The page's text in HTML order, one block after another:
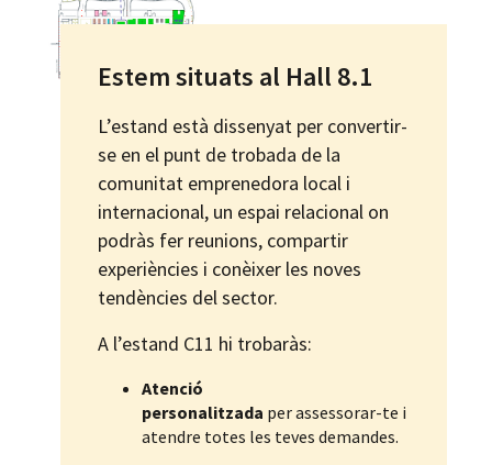
Estem situats al Hall 8.1
L’estand està dissenyat per convertir-
se en el punt de trobada de la
comunitat emprenedora local i
internacional, un espai relacional on
podràs fer reunions, compartir
experiències i conèixer les noves
tendències del sector.
A l’estand C11 hi trobaràs:
Atenció
personalitzada per assessorar-te i
atendre totes les teves demandes.